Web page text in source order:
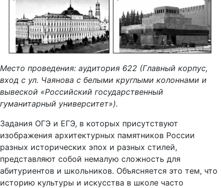
Место проведения: аудитория 622 (Главный корпус,
вход с ул. Чаянова с белыми круглыми колоннами и
вывеской «Российский государственный
гуманитарный университет»).
Задания ОГЭ и ЕГЭ, в которых присутствуют
изображения архитектурных памятников России
разных исторических эпох и разных стилей,
представляют собой немалую сложность для
абитуриентов и школьников. Объясняется это тем, что
историю культуры и искусства в школе часто